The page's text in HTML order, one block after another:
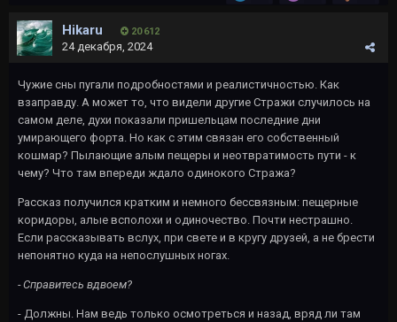
Hikaru 20 612
24 декабря, 2024
Чужие сны пугали подробностями и реалистичностью. Как
взаправду. А может то, что видели другие Стражи случилось на
самом деле, духи показали пришельцам последние дни
умирающего форта. Но как с этим связан его собственный
кошмар? Пылающие алым пещеры и неотвратимость пути - к
чему? Что там впереди ждало одинокого Стража?
Рассказ получился кратким и немного бессвязным: пещерные
коридоры, алые всполохи и одиночество. Почти нестрашно.
Если рассказывать вслух, при свете и в кругу друзей, а не брести
непонятно куда на непослушных ногах.
- Справитесь вдвоем?
- Должны. Нам ведь только осмотреться и назад, вряд ли там